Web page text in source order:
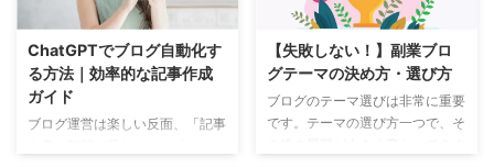
ChatGPTでブログ自動化す
る方法｜効率的な記事作成
ガイド
ブログ運営は楽しい反面、「記事
【失敗しない！】副業ブロ
グテーマの決め方・選び方
ブログのテーマ選びは非常に重要
です。テーマの選び方一つで、そ